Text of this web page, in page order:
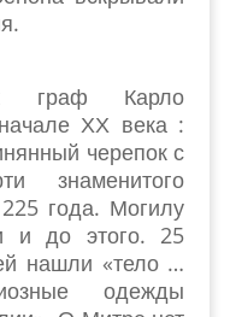
граф Карло
ХХ века :
черепок с
знаменитого
года. Могилу
и до этого. 25
нашли «тело …
одежды